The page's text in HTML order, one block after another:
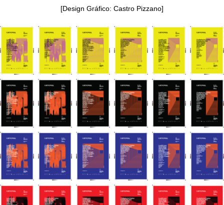
[Design Gráfico: Castro Pizzano]